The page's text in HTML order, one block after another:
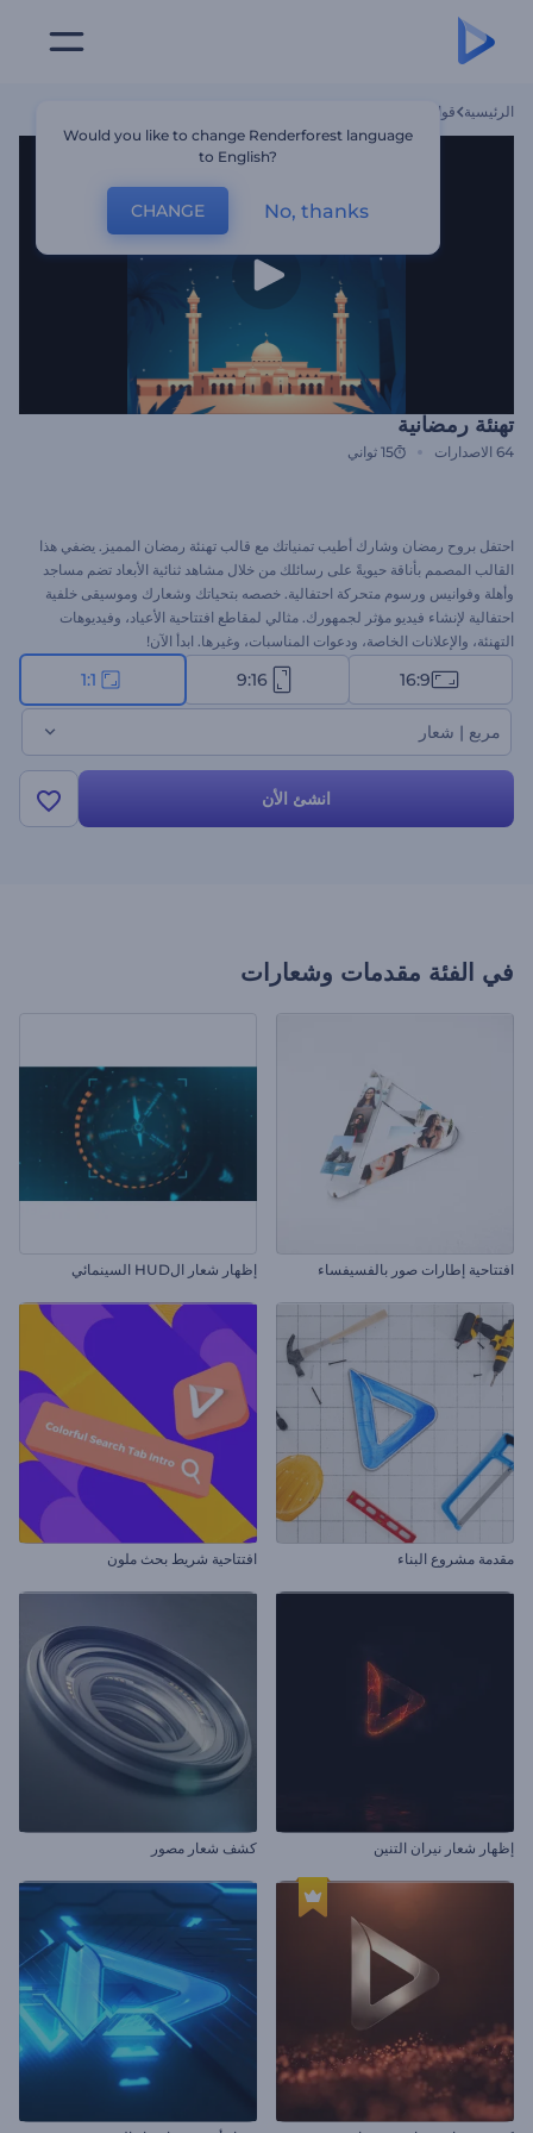
الرئيسية قوالب
تهنئة رمضانية
64 الاصدارات 15 ثواني
احتفل بروح رمضان وشارك أطيب تمنياتك مع قالب تهنئة رمضان المميز. يضفي هذا
القالب المصمم بأناقة حيويةً على رسائلك من خلال مشاهد ثنائية الأبعاد تضم مساجد
وأهلة وفوانيس ورسوم متحركة احتفالية. خصصه بتحياتك وشعارك وموسيقى خلفية
احتفالية لإنشاء فيديو مؤثر لجمهورك. مثالي لمقاطع افتتاحية الأعياد، وفيديوهات
التهنئة، والإعلانات الخاصة، ودعوات المناسبات، وغيرها. ابدأ الآن!
16:9
9:16
1:1
مربع | شعار
انشئ الأن
في الفئة مقدمات وشعارات
افتتاحية إطارات صور بالفسيفساء إظهار شعار الHUD السينمائي
مقدمة مشروع البناء افتتاحية شريط بحث ملون
إظهار شعار نيران التنين كشف شعار مصور
Would you like to change Renderforest language
to English?
CHANGE No, thanks